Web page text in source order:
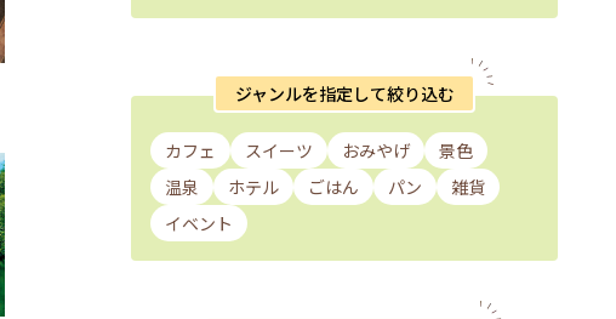
ジャンルを指定して絞り込む
カフェ スイーツ おみやげ
景色
温泉
ホテル ごはん パン
雑貨
イベント